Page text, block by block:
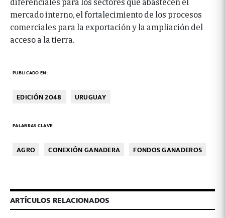
mercado interno, el fortalecimiento de los procesos
comerciales para la exportación y la ampliación del
acceso a la tierra.
PUBLICADO EN:
EDICIÓN 2048 URUGUAY
PALABRAS CLAVE:
AGRO CONEXIÓN GANADERA FONDOS GANADEROS
ARTÍCULOS RELACIONADOS